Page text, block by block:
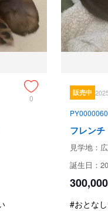
✨
紹介いたします🎶
グたちの愛情をたっぷり
、おもちゃを引っ張りあい
、お水も給水ノズルで飲め
0
販売中
フレン
見学地：
誕生日：
300,000
#おとな